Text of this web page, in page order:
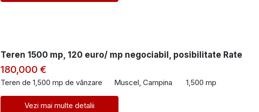
Teren 1500 mp, 120 euro/ mp negociabil, posibilitate Rate
180,000 €
Teren de 1,500 mp de vânzare Muscel, Campina 1,500 mp
Vezi mai multe detalii